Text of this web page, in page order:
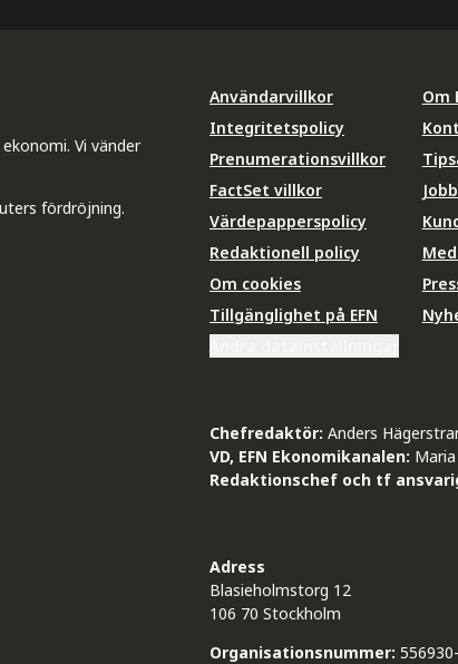
Vi vänder
fördröjning.
Användarvillkor
Integritetspolicy
Prenumerationsvillkor
FactSet villkor
Värdepapperspolicy
Redaktionell policy
Om cookies
Tillgänglighet på EFN
Om
Chefredaktör: Anders
VD, EFN Ekonomikanalen:
Redaktionschef och tf
Adress
Blasieholmstorg 12
106 70 Stockholm
Organisationsnummer: